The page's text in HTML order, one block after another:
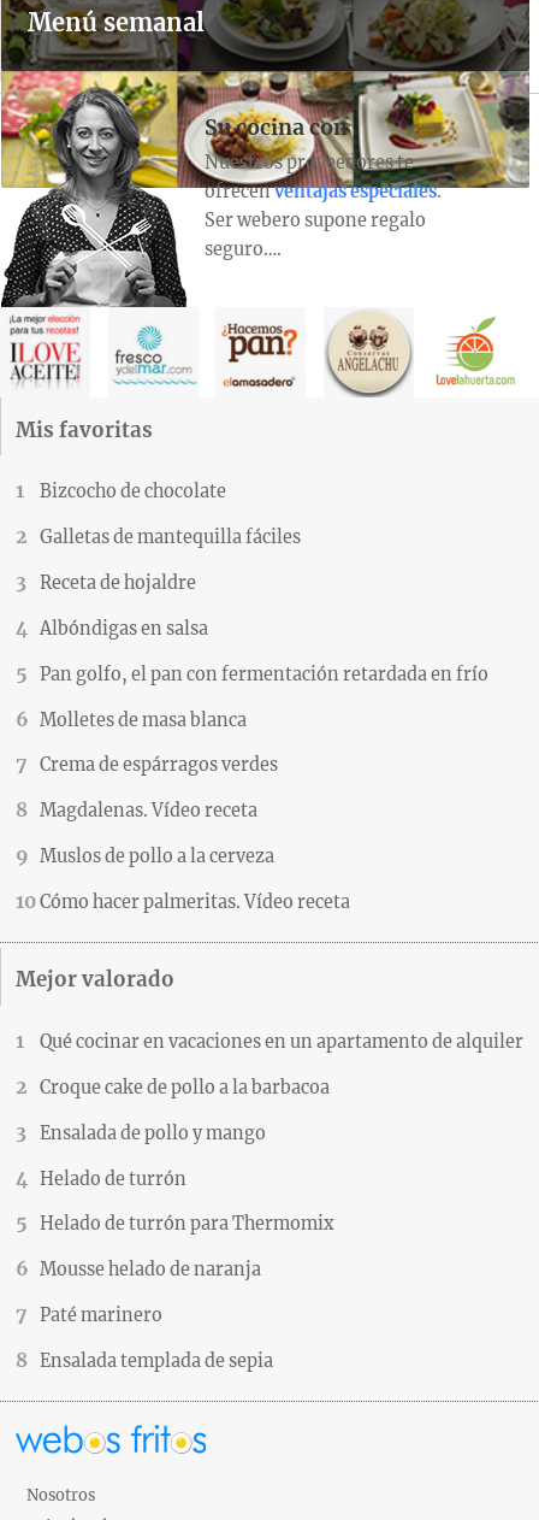
Menú semanal
Su cocina con
Nuestros proveedores te
ofrecenventajas especiales.
Ser webero supone regalo
seguro….
Mis favoritas
Bizcocho de chocolate
Galletas de mantequilla fáciles
Receta de hojaldre
Albóndigas en salsa
Pan golfo, el pan con fermentación retardada en frío
Molletes de masa blanca
Crema de espárragos verdes
Magdalenas. Vídeo receta
Muslos de pollo a la cerveza
Cómo hacer palmeritas. Vídeo receta
Mejor valorado
Qué cocinar en vacaciones en un apartamento de alquiler
Croque cake de pollo a la barbacoa
Ensalada de pollo y mango
Helado de turrón
Helado de turrón para Thermomix
Mousse helado de naranja
Paté marinero
Ensalada templada de sepia
Nosotros